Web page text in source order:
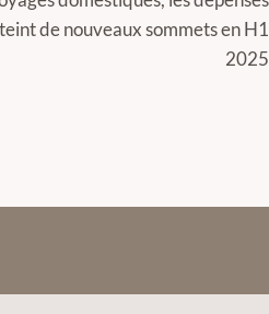
de nouveaux sommets en H1
2025